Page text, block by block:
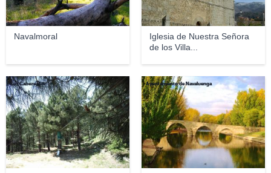
Navalmoral
Iglesia de Nuestra Señora
de los Villa...
Las Cabezuelas Ayuntamiento de Navaluenga